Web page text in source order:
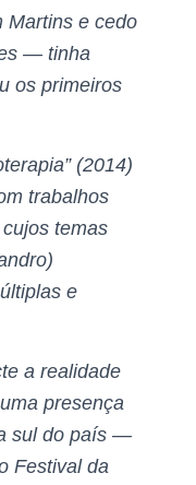
Martins e cedo
— tinha
os primeiros
(2014)
trabalhos
temas
e
a realidade
presença
sul do país —
Festival da